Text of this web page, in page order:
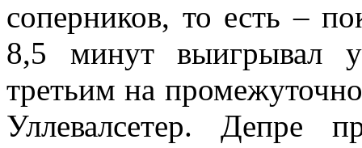
соперников, то есть –
8,5 минут выигрывал
третьим на
Уллевалсетер. Депре